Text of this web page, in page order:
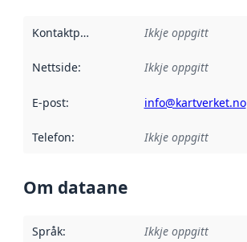
Kontaktpunkt Ikkje oppgitt
Nettside: Ikkje oppgitt
E-post: info@kartverket.no
Telefon: Ikkje oppgitt
Om dataane
Språk: Ikkje oppgitt